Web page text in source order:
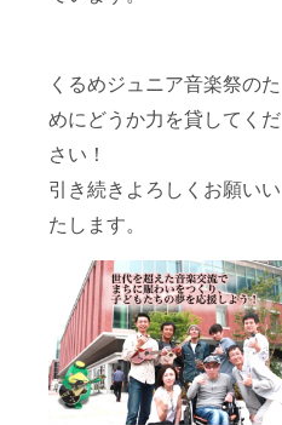
くるめジュニア音楽祭のた
めにどうか力を貸してくだ
さい！
引き続きよろしくお願いい
たします。